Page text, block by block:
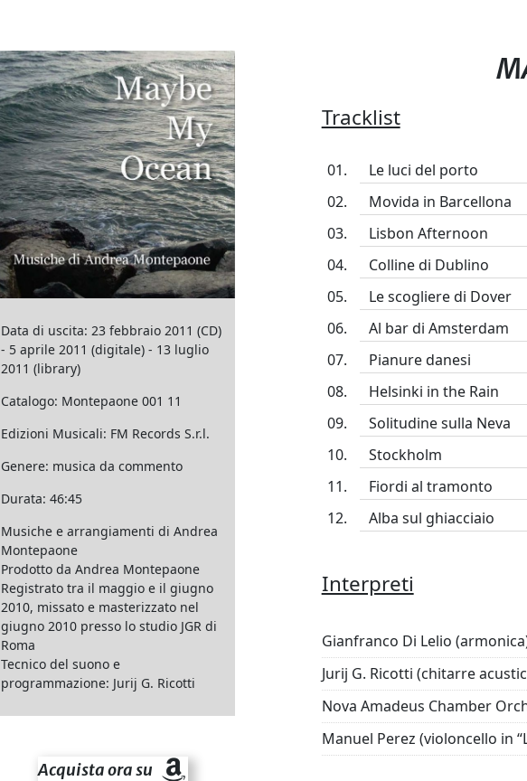
Data di uscita: 23 febbraio 2011 (CD)
- 5 aprile 2011 (digitale) - 13 luglio
2011 (library)
Catalogo: Montepaone 001 11
Edizioni Musicali: FM Records S.r.l.
Genere: musica da commento
Durata: 46:45
Musiche e arrangiamenti di Andrea
Montepaone
Prodotto da Andrea Montepaone
Registrato tra il maggio e il giugno
2010, missato e masterizzato nel
giugno 2010 presso lo studio JGR di
Roma
Tecnico del suono e
programmazione: Jurij G. Ricotti
Acquista ora su
Tracklist
Le luci del porto
Movida in Barcellona
Lisbon Afternoon
Colline di Dublino
Le scogliere di Dover
Al bar di Amsterdam
Pianure danesi
Helsinki in the Rain
Solitudine sulla Neva
Stockholm
Fiordi al tramonto
Alba sul ghiacciaio
Interpreti
Gianfranco Di Lelio
Jurij G. Ricotti (chitarre
Nova Amadeus Chamber
Manuel Perez (violoncello in